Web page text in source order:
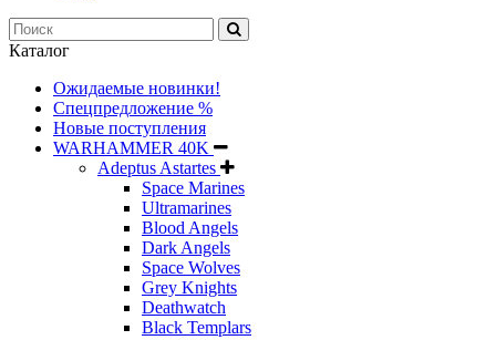
Каталог
Ожидаемые новинки!
Спецпредложение %
Новые поступления
WARHAMMER 40K
Adeptus Astartes
Space Marines
Ultramarines
Blood Angels
Dark Angels
Space Wolves
Grey Knights
Deathwatch
Black Templars